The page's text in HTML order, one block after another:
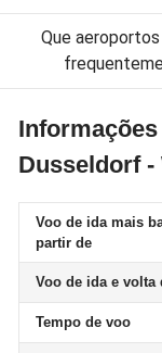
Que
Dusseldorf -
Voo de ida mais
partir de
Voo de ida e volta
Tempo de voo